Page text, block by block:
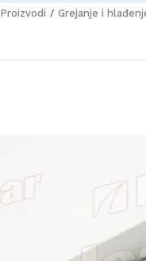
Proizvodi Grejanje i